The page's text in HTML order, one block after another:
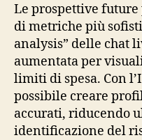
Le prospettive
di metriche più
analysis” delle chat
aumentata per
limiti di spesa. Con
possibile creare
accurati, riducendo
identificazione del